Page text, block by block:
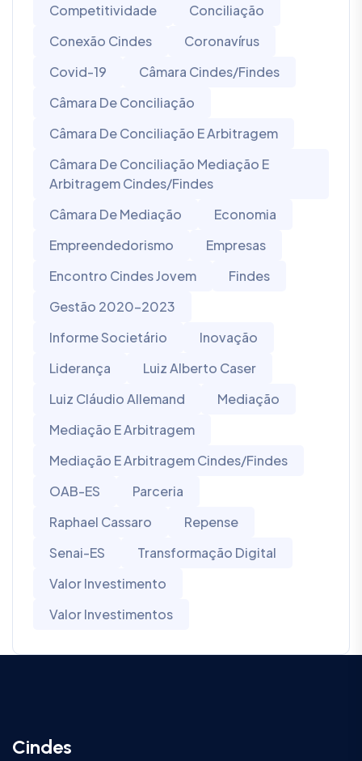
Competitividade
Conciliação
Conexão Cindes
Coronavírus
Covid-19
Câmara Cindes/Findes
Câmara De Conciliação
Câmara De Conciliação E Arbitragem
Câmara De Conciliação Mediação E
Arbitragem Cindes/Findes
Câmara De Mediação
Economia
Empreendedorismo
Empresas
Encontro Cindes Jovem
Findes
Gestão 2020-2023
Informe Societário
Inovação
Liderança
Luiz Alberto Caser
Luiz Cláudio Allemand
Mediação
Mediação E Arbitragem
Mediação E Arbitragem Cindes/Findes
OAB-ES
Parceria
Raphael Cassaro
Repense
Senai-ES
Transformação Digital
Valor Investimento
Valor Investimentos
Cindes